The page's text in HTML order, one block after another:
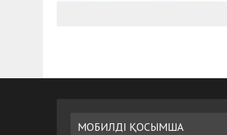
МОБИЛДІ ҚОСЫМША